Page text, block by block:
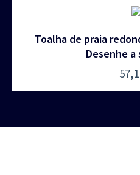
Toalha de praia
Desenhe a